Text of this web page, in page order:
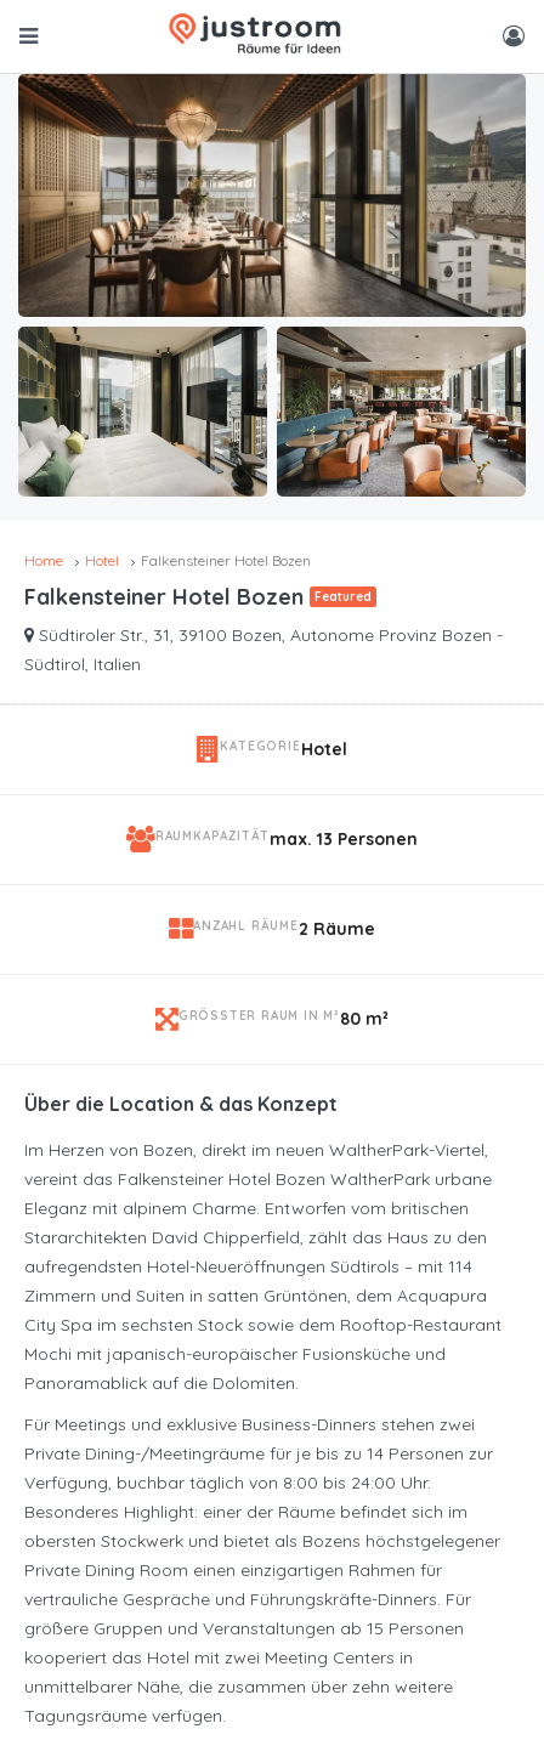
Home Hotel Falkensteiner Hotel Bozen
Falkensteiner Hotel Bozen Featured
Südtiroler Str., 31, 39100 Bozen, Autonome Provinz Bozen -
Südtirol, Italien
KATEGORIE Hotel
RAUMKAPAZITÄT max. 13 Personen
ANZAHL RÄUME 2 Räume
GRÖSSTER RAUM IN M² 80 m²
Über die Location & das Konzept
Im Herzen von Bozen, direkt im neuen WaltherPark-Viertel,
vereint das Falkensteiner Hotel Bozen WaltherPark urbane
Eleganz mit alpinem Charme. Entworfen vom britischen
Stararchitekten David Chipperfield, zählt das Haus zu den
aufregendsten Hotel-Neueröffnungen Südtirols – mit 114
Zimmern und Suiten in satten Grüntönen, dem Acquapura
City Spa im sechsten Stock sowie dem Rooftop-Restaurant
Mochi mit japanisch-europäischer Fusionsküche und
Panoramablick auf die Dolomiten.
Für Meetings und exklusive Business-Dinners stehen zwei
Private Dining-/Meetingräume für je bis zu 14 Personen zur
Verfügung, buchbar täglich von 8:00 bis 24:00 Uhr.
Besonderes Highlight: einer der Räume befindet sich im
obersten Stockwerk und bietet als Bozens höchstgelegener
Private Dining Room einen einzigartigen Rahmen für
vertrauliche Gespräche und Führungskräfte-Dinners. Für
größere Gruppen und Veranstaltungen ab 15 Personen
kooperiert das Hotel mit zwei Meeting Centers in
unmittelbarer Nähe, die zusammen über zehn weitere
Tagungsräume verfügen.